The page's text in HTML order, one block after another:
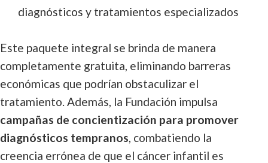
diagnósticos y tratamientos especializados
Este paquete integral se brinda de manera
completamente gratuita, eliminando barreras
económicas que podrían obstaculizar el
tratamiento. Además, la Fundación impulsa
campañas de concientización para promover
diagnósticos tempranos, combatiendo la
creencia errónea de que el cáncer infantil es